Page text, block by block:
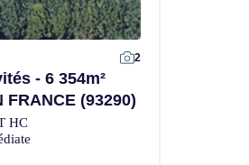
2
- 6 354m²
FRANCE (93290)
HC